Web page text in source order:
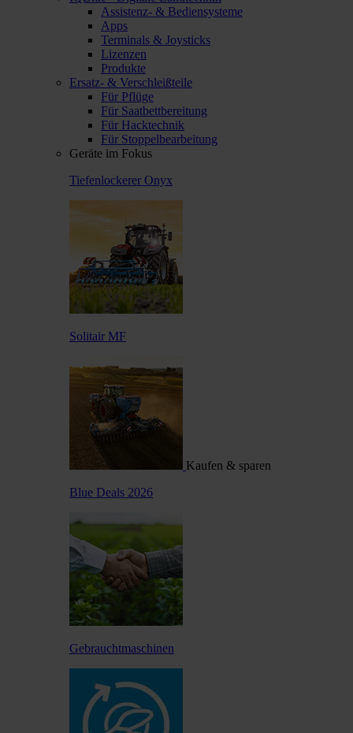
Assistenz- & Bediensysteme
Apps
Terminals & Joysticks
Lizenzen
Produkte
Ersatz- & Verschleißteile
Für Pflüge
Für Saatbettbereitung
Für Hacktechnik
Für Stoppelbearbeitung
Geräte im Fokus
Tiefenlockerer Onyx
Solitair MF
Kaufen & sparen
Blue Deals 2026
Gebrauchtmaschinen